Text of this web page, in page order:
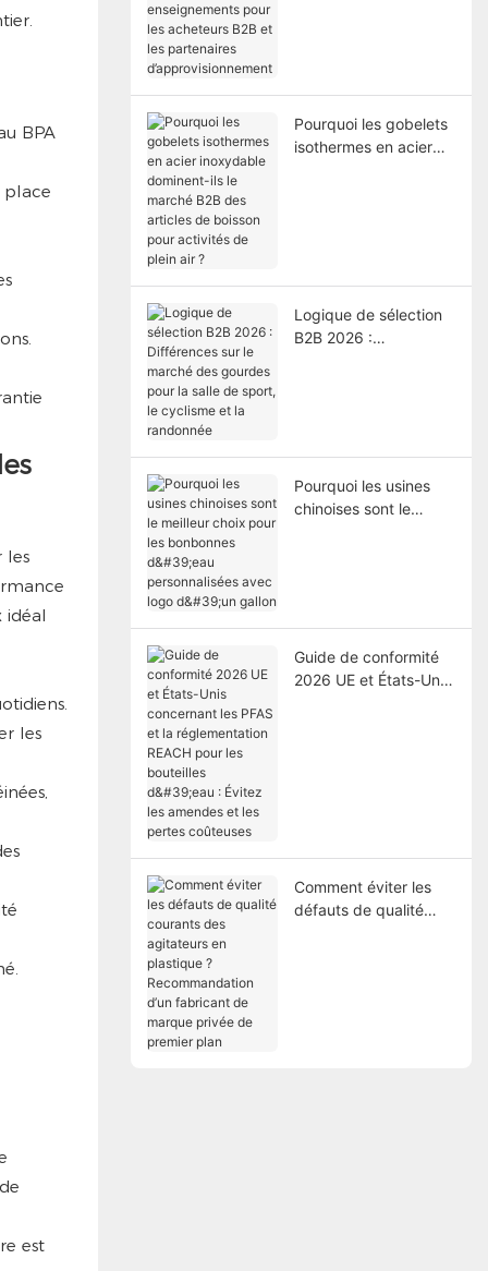
BPA
place
les
idéal
les
est
Pourquoi les gobelets
isothermes en acier
Logique de sélection
B2B 2026 :
Pourquoi les usines
chinoises sont le
Guide de conformité
2026 UE et États-Unis
Comment éviter les
défauts de qualité